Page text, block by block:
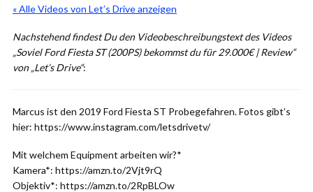
« Alle Videos von Let’s Drive anzeigen
Nachstehend findest Du den Videobeschreibungstext des Videos
„Soviel Ford Fiesta ST (200PS) bekommst du für 29.000€ | Review“
von „Let’s Drive“:
Marcus ist den 2019 Ford Fiesta ST Probegefahren. Fotos gibt’s
hier: https://www.instagram.com/letsdrivetv/
Mit welchem Equipment arbeiten wir?*
Kamera*: https://amzn.to/2Vjt9rQ
Objektiv*: https://amzn.to/2RpBLOw